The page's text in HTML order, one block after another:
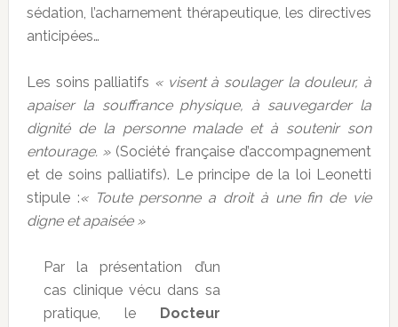
sédation, l’acharnement thérapeutique, les directives
anticipées…
Les soins palliatifs « visent à soulager la douleur, à
apaiser la souffrance physique, à sauvegarder la
dignité de la personne malade et à soutenir son
entourage. »(Société française d’accompagnement
et de soins palliatifs). Le principe de la loi Leonetti
stipule :« Toute personne a droit à une fin de vie
digne et apaisée »
Par la présentation d’un
cas clinique vécu dans sa
pratique, le
Docteur